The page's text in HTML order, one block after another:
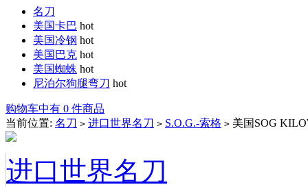
名刀
美国卡巴 hot
美国冷钢 hot
美国巴克 hot
美国蜘蛛 hot
尼泊尔狗腿弯刀 hot
购物车中有 0 件商品
当前位置: 名刀 > 进口世界名刀 > S.O.G.-索格 > 美国SOG
进口世界名刀